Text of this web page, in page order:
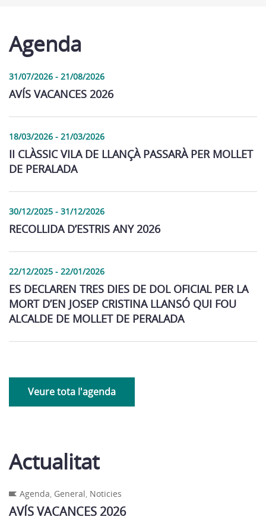
Agenda
31/07/2026 - 21/08/2026
AVÍS VACANCES 2026
18/03/2026 - 21/03/2026
II CLÀSSIC VILA DE LLANÇÀ PASSARÀ PER MOLLET
DE PERALADA
30/12/2025 - 31/12/2026
RECOLLIDA D’ESTRIS ANY 2026
22/12/2025 - 22/01/2026
ES DECLAREN TRES DIES DE DOL OFICIAL PER LA
MORT D’EN JOSEP CRISTINA LLANSÓ QUI FOU
ALCALDE DE MOLLET DE PERALADA
Veure tota l'agenda
Actualitat
Agenda, General, Noticies
AVÍS VACANCES 2026